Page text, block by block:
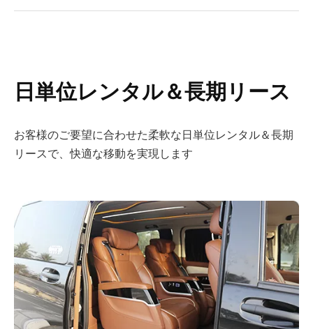
日単位レンタル＆長期リース
お客様のご要望に合わせた柔軟な日単位レンタル＆長期
リースで、快適な移動を実現します